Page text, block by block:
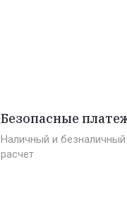
Безопасные
Наличный и безналичный
расчет